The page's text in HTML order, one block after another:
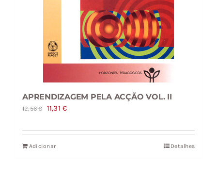
APRENDIZAGEM PELA ACÇÃO VOL. II
12,56€
O
original
era:
11,31€O
atual
Adicionar Detalhes